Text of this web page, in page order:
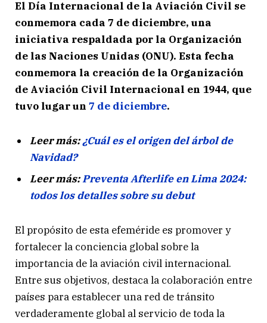
El Día Internacional de la Aviación Civil se
conmemora cada 7 de diciembre, una
iniciativa respaldada por la Organización
de las Naciones Unidas (ONU). Esta fecha
conmemora la creación de la Organización
de Aviación Civil Internacional en 1944, que
tuvo lugar un 7 de diciembre.
Leer más:¿Cuál es el origen del árbol de
Navidad?
Leer más:Preventa Afterlife en Lima 2024:
todos los detalles sobre su debut
El propósito de esta efeméride es promover y
fortalecer la conciencia global sobre la
importancia de la aviación civil internacional.
Entre sus objetivos, destaca la colaboración entre
países para establecer una red de tránsito
verdaderamente global al servicio de toda la